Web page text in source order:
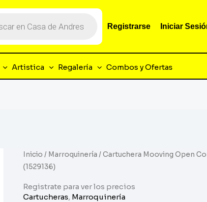
Registrarse Iniciar
Artistica Regalería Combos y Ofertas
Inicio / Marroquinería / Cartuchera Mooving Open
(1529136)
Registrate para ver los precios
Cartucheras, Marroquinería